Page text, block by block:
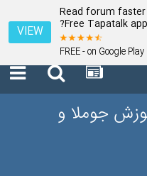
Read forum
Free Tapatalk app?
FREE - on Google Play
VIEW
جوملا و